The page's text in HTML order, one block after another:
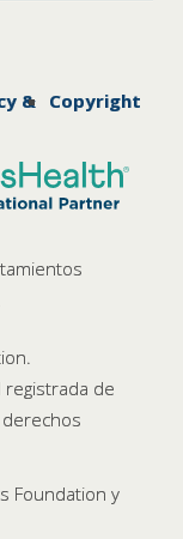
&
Copyright
registrada de
Foundation y